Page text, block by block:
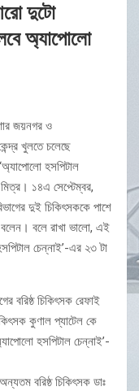
দুটো
অ্যাপোলো
জয়নগর ও
খুলতে চলেছে
হসপিটাল
১৪এ সেপ্টেম্বর,
দুই চিকিৎসককে পাশে
বলে রাখা ভালো, এই
চেন্নাই’-এর ২৩ টা
বরিষ্ঠ চিকিৎসক রেফাই
কুণাল প্যাটেল কে
হসপিটাল চেন্নাই’-
বরিষ্ঠ চিকিৎসক ডাঃ